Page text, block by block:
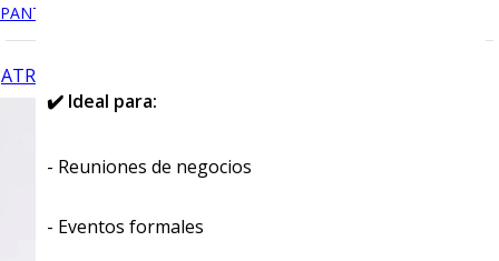
PANTALÓN CASUAL
ATRÁS
✔️ Ideal para:
- Reuniones de negocios
- Eventos formales